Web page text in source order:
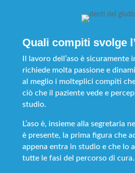
Quali compiti svolge
Il lavoro dell’aso è sicuramente
richiede molta passione e
al meglio i molteplici compiti
ciò che il paziente vede e
studio.
L’aso è, insieme alla segretaria
è presente, la prima figura che
appena entra in studio e che lo
tutte le fasi del percorso di cura.